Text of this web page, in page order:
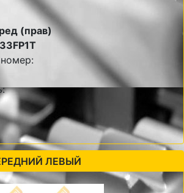
(прав)
ЛЕВЫЙ